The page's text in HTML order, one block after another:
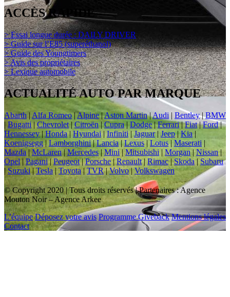
ACCÈS RAPIDE
> Essai longue durée : DAILY DRIVER
> Guide sur l’E85 (superéthanol)
> Guide des Youngtimers
> Avis des propriétaires
> Lexique automobile
ACTUALITÉ AUTO PAR MARQUE
Abarth | Alfa Romeo|Alpine|Aston Martin|Audi | Bentley|BMW
| Bugatti|Chevrolet|Citroën |Cupra | Dodge|Ferrari|Fiat|Ford|
Hennessey| Honda| Hyundai |Infiniti | Jaguar| Jeep|Kia |
Koenigsegg|Lamborghini|Lancia|Lexus | Lotus| Maserati |
Mazda |McLaren|Mercedes | Mini | Mitsubishi | Morgan|Nissan|
Opel | Pagani|Peugeot|Porsche | Renault| Rimac|Skoda | Subaru
| Suzuki|Tesla| Toyota | TVR|Volvo|Volkswagen
© Copyright 2020 | Tous droits réservés | Partenaires : Agence
Mouton Noir – Agence Arkee
L’équipe Déposez votre avis Programme Giveback Mentions légales
Contact